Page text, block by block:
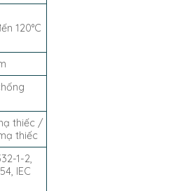
120°C
thiếc /
thiếc
1-2,
IEC